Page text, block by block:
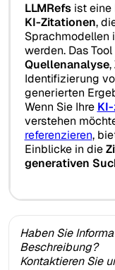
LLMRefsist eine
KI-Zitationen,
Sprachmodellen
werden. Das
Quellenanalyse,
Identifizierung
generierten
Wenn Sie Ihre
verstehen
referenzieren,
Einblicke in die
generativen
Haben Sie
Beschreibung?
Kontaktieren Sie